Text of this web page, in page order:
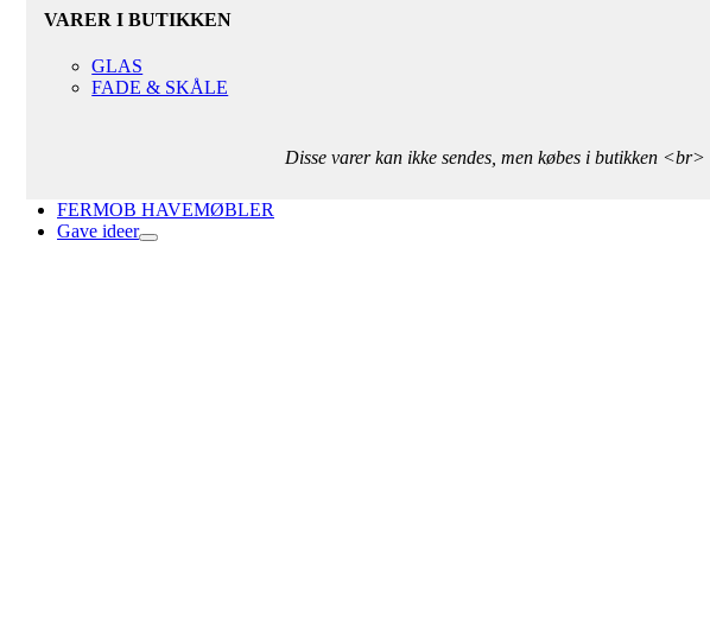
VARER I BUTIKKEN
GLAS
FADE & SKÅLE
Disse varer kan ikke sendes, men købes i butikken <br>
FERMOB HAVEMØBLER
Gave ideer